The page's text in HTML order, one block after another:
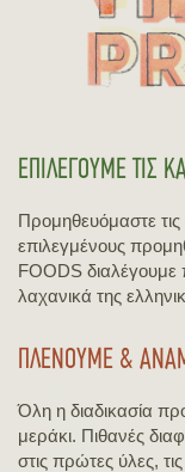
ΕΠΙΛΕΓΟΥΜΕ ΤΙΣ
Προμηθευόμαστε
επιλεγμένους
FOODS
λαχανικά της
ΠΛΕΝΟΥΜΕ &
Όλη η διαδικασία
μεράκι. Πιθανές
στις πρώτες ύλες,